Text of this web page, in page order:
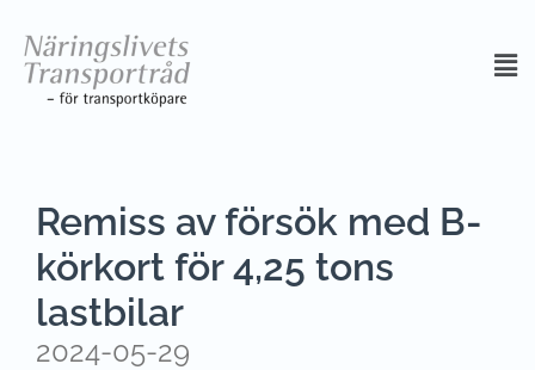
Remiss av försök med B-
körkort för 4,25 tons
lastbilar
2024-05-29